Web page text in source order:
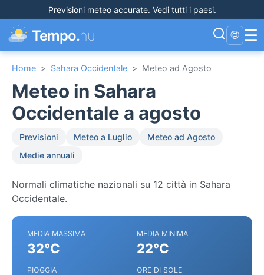
Previsioni meteo accurate. Vedi tutti i paesi.
Tempo.nu 🌐 ☰
Home > Sahara Occidentale > Meteo ad Agosto
Meteo in Sahara
Occidentale a agosto
Previsioni Meteo a Luglio
Meteo ad Agosto
Medie annuali
Normali climatiche nazionali su 12 città in Sahara
Occidentale.
MEDIA MASSIMA
32°C
MEDIA MINIMA
22°C
PIOGGIA ORE DI SOLE